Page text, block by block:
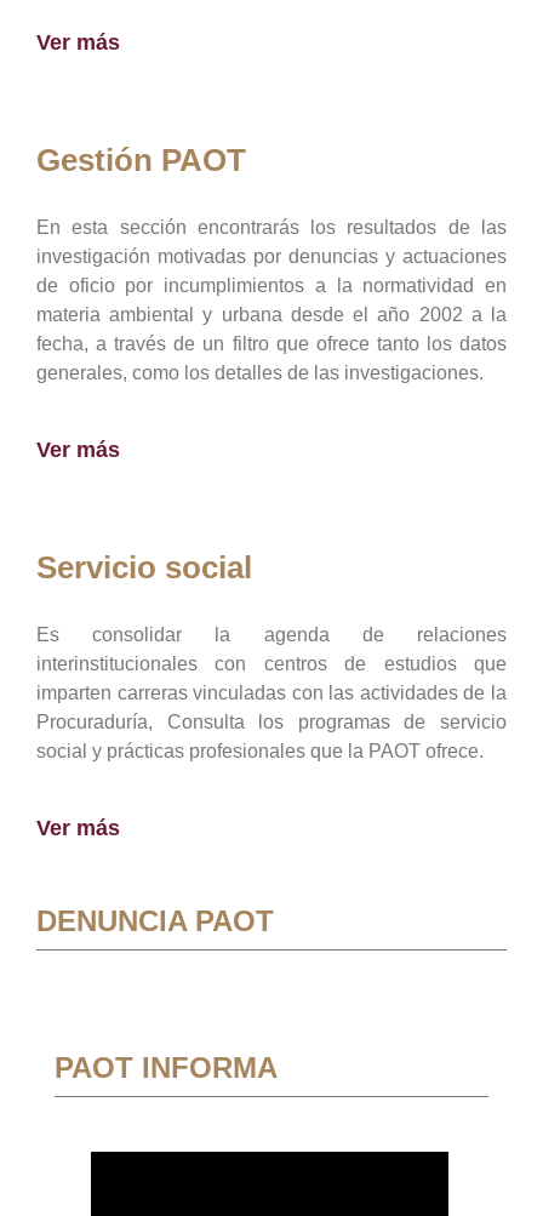
Ver más
Gestión PAOT
En esta sección encontrarás los resultados de las
investigación motivadas por denuncias y actuaciones
de oficio por incumplimientos a la normatividad en
materia ambiental y urbana desde el año 2002 a la
fecha, a través de un filtro que ofrece tanto los datos
generales, como los detalles de las investigaciones.
Ver más
Servicio social
Es consolidar la agenda de relaciones
interinstitucionales con centros de estudios que
imparten carreras vinculadas con las actividades de la
Procuraduría, Consulta los programas de servicio
social y prácticas profesionales que la PAOT ofrece.
Ver más
DENUNCIA PAOT
PAOT INFORMA